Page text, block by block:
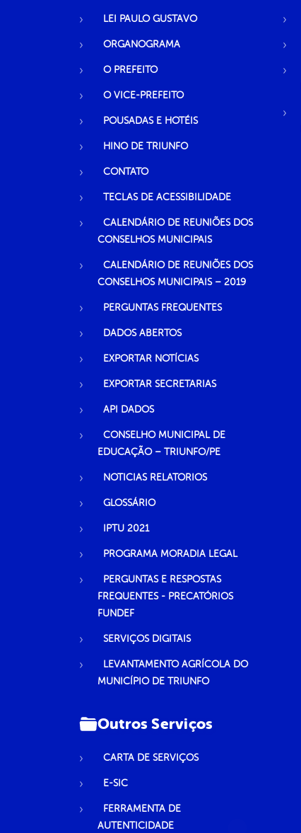
LEI PAULO GUSTAVO
ORGANOGRAMA
O PREFEITO
O VICE-PREFEITO
POUSADAS E HOTÉIS
HINO DE TRIUNFO
CONTATO
TECLAS DE ACESSIBILIDADE
CALENDÁRIO DE REUNIÕES DOS
CONSELHOS MUNICIPAIS
CALENDÁRIO DE REUNIÕES DOS
CONSELHOS MUNICIPAIS – 2019
PERGUNTAS FREQUENTES
DADOS ABERTOS
EXPORTAR NOTÍCIAS
EXPORTAR SECRETARIAS
API DADOS
CONSELHO MUNICIPAL DE
EDUCAÇÃO – TRIUNFO/PE
NOTICIAS RELATORIOS
GLOSSÁRIO
IPTU 2021
PROGRAMA MORADIA LEGAL
PERGUNTAS E RESPOSTAS
FREQUENTES - PRECATÓRIOS
FUNDEF
SERVIÇOS DIGITAIS
LEVANTAMENTO AGRÍCOLA DO
MUNICÍPIO DE TRIUNFO
Outros Serviços
CARTA DE SERVIÇOS
E-SIC
FERRAMENTA DE
AUTENTICIDADE